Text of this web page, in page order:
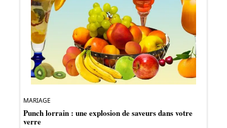
MARIAGE
Punch lorrain : une explosion de saveurs dans votre
verre